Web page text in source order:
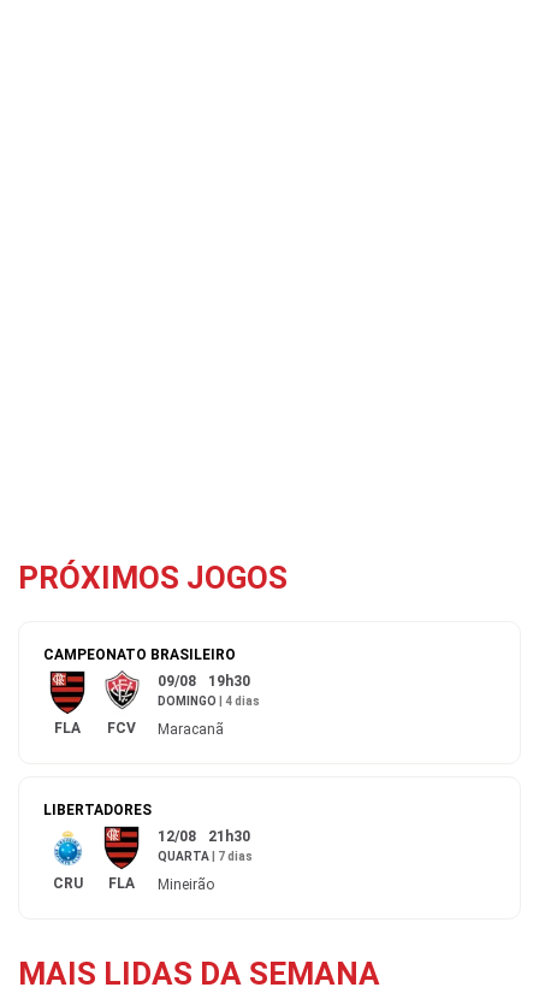
PRÓXIMOS JOGOS
CAMPEONATO BRASILEIRO
FLA FCV
09/08 19h30
DOMINGO 4 dias
Maracanã
LIBERTADORES
CRU FLA
12/08 21h30
QUARTA 7 dias
Mineirão
MAIS LIDAS DA SEMANA